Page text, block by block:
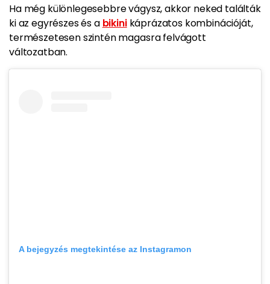
Ha még különlegesebbre vágysz, akkor neked találták
ki az egyrészes és a bikinikáprázatos kombinációját,
természetesen szintén magasra felvágott
változatban.
A bejegyzés megtekintése az Instagramon